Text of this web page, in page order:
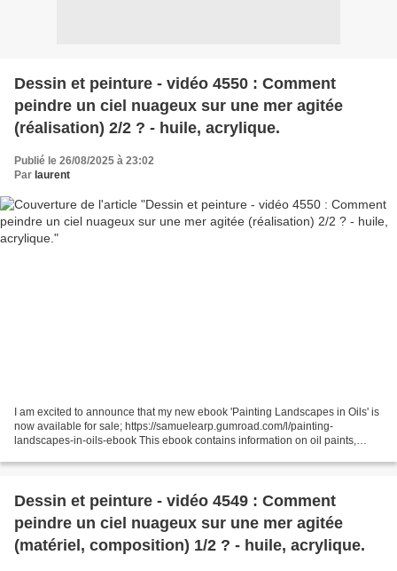
Dessin et peinture - vidéo 4550 : Comment
peindre un ciel nuageux sur une mer agitée
(réalisation) 2/2 ? - huile, acrylique.
Publié le 26/08/2025 à 23:02
Par laurent
I am excited to announce that my new ebook 'Painting Landscapes in Oils' is
now available for sale; https://samuelearp.gumroad.com/l/painting-
landscapes-in-oils-ebook This ebook contains information on oil paints,
Dessin et peinture - vidéo 4549 : Comment
peindre un ciel nuageux sur une mer agitée
(matériel, composition) 1/2 ? - huile, acrylique.